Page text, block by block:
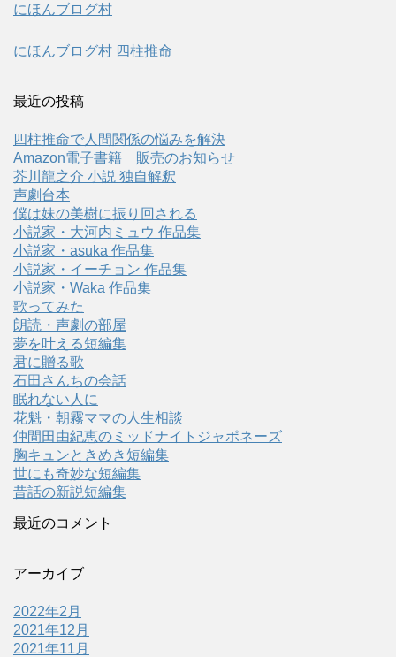
にほんブログ村
にほんブログ村 四柱推命
最近の投稿
四柱推命で人間関係の悩みを解決
Amazon電子書籍 販売のお知らせ
芥川龍之介 小説 独自解釈
声劇台本
僕は妹の美樹に振り回される
小説家・大河内ミュウ 作品集
小説家・asuka 作品集
小説家・イーチョン 作品集
小説家・Waka 作品集
歌ってみた
朗読・声劇の部屋
夢を叶える短編集
君に贈る歌
石田さんちの会話
眠れない人に
花魁・朝霧ママの人生相談
仲間田由紀恵のミッドナイトジャポネーズ
胸キュンときめき短編集
世にも奇妙な短編集
昔話の新説短編集
最近のコメント
アーカイブ
2022年2月
2021年12月
2021年11月